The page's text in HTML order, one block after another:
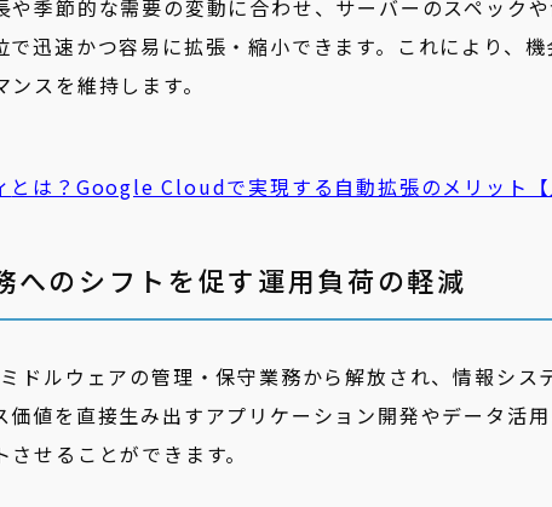
や季節的な需要の変動に合わせ、サーバーのスペック
で迅速かつ容易に拡張・縮小できます。これにより、
スを維持します。
とは？Google Cloudで実現する自動拡張のメリット【
のシフトを促す運用負荷の軽減
ドルウェアの管理・保守業務から解放され、情報シス
価値を直接生み出すアプリケーション開発やデータ活
せることができます。